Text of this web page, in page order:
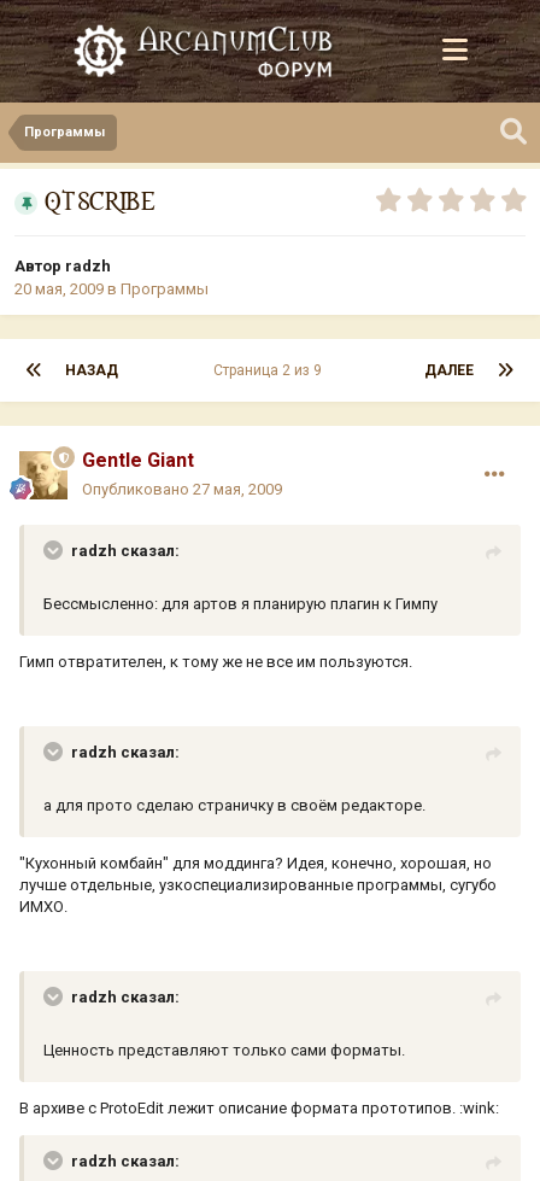
Программы
QTSCRIBE
Автор radzh
20 мая, 2009 в Программы
НАЗАД ДАЛЕЕ
Страница 2 из 9
Gentle Giant
Опубликовано 27 мая, 2009
radzh сказал:
Бессмысленно: для артов я планирую плагин к Гимпу
Гимп отвратителен, к тому же не все им пользуются.
radzh сказал:
а для прото сделаю страничку в своём редакторе.
"Кухонный комбайн" для моддинга? Идея, конечно, хорошая, но
лучше отдельные, узкоспециализированные программы, сугубо
ИМХО.
radzh сказал:
Ценность представляют только сами форматы.
В архиве с ProtoEdit лежит описание формата прототипов. :wink:
radzh сказал: